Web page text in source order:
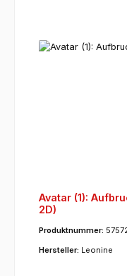
Avatar (1):
2D)
Produktnummer:
Hersteller: Leonine